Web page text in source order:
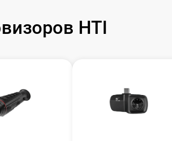
HTI